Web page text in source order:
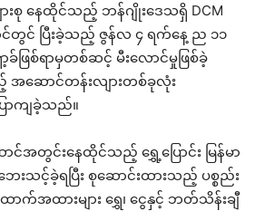
းစု နေထိုင်သည့် ဘန်ဂျိုးဒေသရှိ DCM
တွင် ပြီးခဲ့သည့် ဇွန်လ ၄ ရက်နေ့ ည ၁၁
ခ်ဖြစ်ရာမှတစ်ဆင့် မီးလောင်မှုဖြစ်ခဲ့
အဆောင်တန်းလျားတစ်ခုလုံး
ြာကျခဲ့သည်။
င်အတွင်းနေထိုင်သည့် ရွှေ့ပြောင်း မြန်မာ
ေးသင့်ခဲ့ရပြီး စုဆောင်းထားသည့် ပစ္စည်း
ောက်အထားများ ရွှေ‌၊ ငွေနှင့် ဘတ်သိန်းချီ